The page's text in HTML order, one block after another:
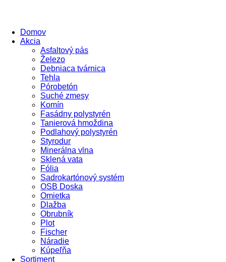
Domov
Akcia
Asfaltový pás
Železo
Debniaca tvárnica
Tehla
Pórobetón
Suché zmesy
Komín
Fasádny polystyrén
Tanierová hmoždina
Podlahový polystyrén
Styrodur
Minerálna vlna
Sklená vata
Fólia
Sadrokartónový systém
OSB Doska
Omietka
Dlažba
Obrubník
Plot
Fischer
Náradie
Kúpeľňa
Sortiment